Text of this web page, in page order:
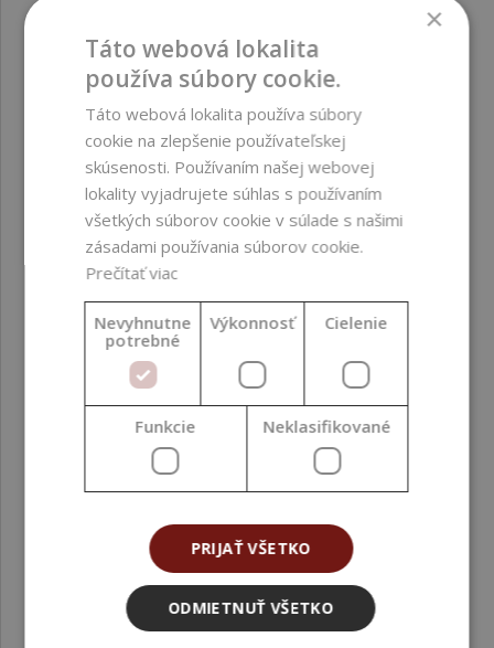
Vonný olej, Sladká bomba 1 l
103,95 €
×
Táto webová lokalita
používa súbory cookie.
Táto webová lokalita používa súbory
cookie na zlepšenie používateľskej
skúsenosti. Používaním našej webovej
lokality vyjadrujete súhlas s používaním
všetkých súborov cookie v súlade s našimi
zásadami používania súborov cookie.
Prečítať viac
Nevyhnutne
potrebné
Výkonnosť Cielenie
Funkcie Neklasifikované
PRIJAŤ VŠETKO
ODMIETNUŤ VŠETKO